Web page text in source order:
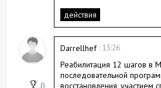
действия
0
Darrellhef : 15:26
Реабилитация 12 шагов в
последовательной
восстановления, участием